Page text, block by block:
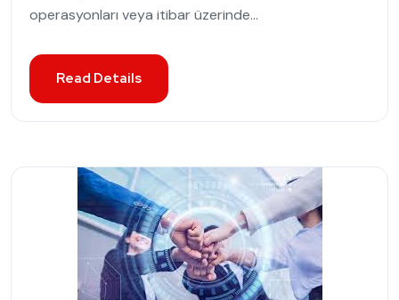
operasyonları veya itibar üzerinde...
Read Details